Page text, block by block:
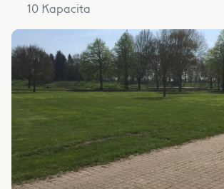
10 Kapacita